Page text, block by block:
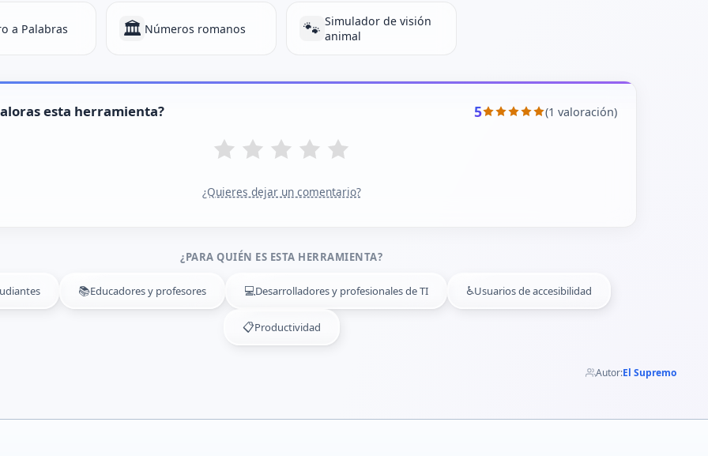
a Palabras 🏛️ Números romanos 🐾 Simulador de visión
animal
esta herramienta? 5 (1 valoración)
¿Quieres dejar un comentario?
¿PARA QUIÉN ES ESTA HERRAMIENTA?
📚Educadores y profesores 💻Desarrolladores y profesionales de TI ♿Usuarios de accesibilidad
📋Productividad
Autor:El Supremo